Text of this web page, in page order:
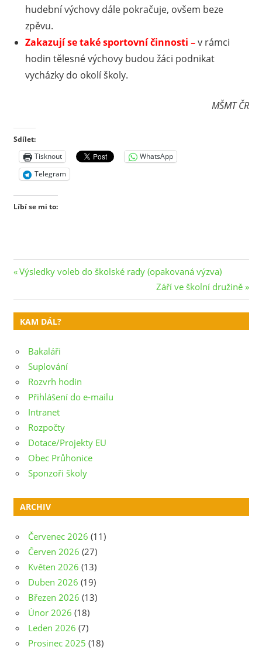
hudební výchovy dále pokračuje, ovšem beze
zpěvu.
Zakazují se také sportovní činnosti –v rámci
hodin tělesné výchovy budou žáci podnikat
vycházky do okolí školy.
MŠMT ČR
Sdílet:
Tisknout
WhatsApp
Telegram
Líbí se mi to:
Navigace
pro
příspěvek
Previous
Výsledky voleb do školské rady (opakovaná výzva)
Next
Post:
Září ve školní družině
KAM DÁL?
Bakaláři
Suplování
Rozvrh hodin
Přihlášení do e-mailu
Intranet
Rozpočty
Dotace/Projekty EU
Obec Průhonice
Sponzoři školy
ARCHIV
Červenec 2026 (11)
Červen 2026 (27)
Květen 2026 (13)
Duben 2026 (19)
Březen 2026 (13)
Únor 2026 (18)
Leden 2026 (7)
Prosinec 2025 (18)